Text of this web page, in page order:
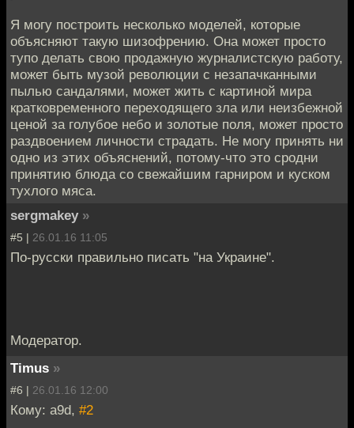
Я могу построить несколько моделей, которые
объясняют такую шизофрению. Она может просто
тупо делать свою продажную журналистскую работу,
может быть музой революции с незапачканными
пылью сандалями, может жить с картиной мира
кратковременного переходящего зла или неизбежной
ценой за голубое небо и золотые поля, может просто
раздвоением личности страдать. Не могу принять ни
одно из этих объяснений, потому-что это сродни
принятию блюда со свежайшим гарниром и куском
тухлого мяса.
sergmakey »
#5 | 26.01.16 11:05
По-русски правильно писать "на Украине".
Модератор.
Timus »
#6 | 26.01.16 12:00
Кому: a9d, #2